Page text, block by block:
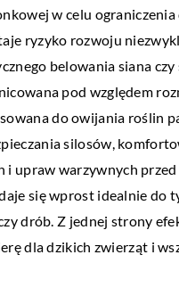
w celu
ryzyko rozwoju
belowania siana
pod względem
do owijania roślin
silosów,
i upraw warzywnych
się wprost idealnie do
drób. Z jednej strony
dla dzikich zwierząt i
Nowoczesne
lekarskich – co warto
Rozwój informatyki
nowe i bardziej
taka dotyczy wielu
z aplikacji […]